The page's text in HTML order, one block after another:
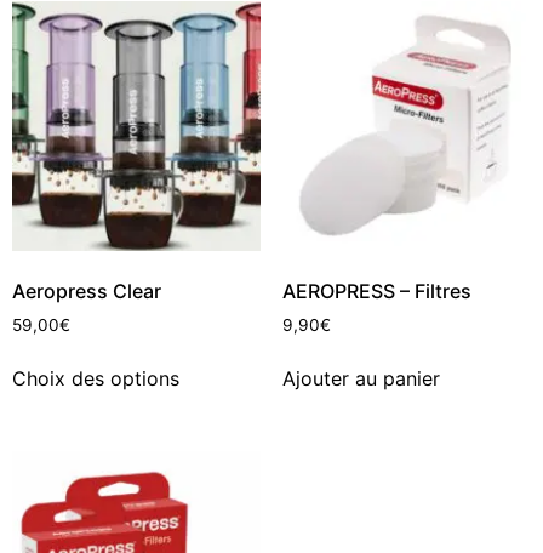
Aeropress Clear
59,00€
Choix des options
AEROPRESS – Filtres
9,90€
Ajouter au panier